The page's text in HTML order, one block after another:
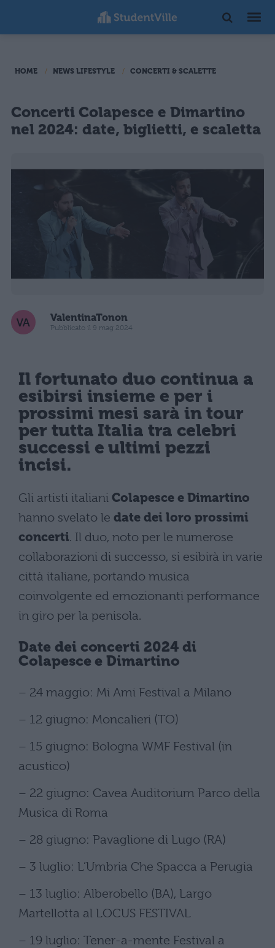
HOME NEWS LIFESTYLE CONCERTI & SCALETTE
Concerti Colapesce e Dimartino
nel 2024: date, biglietti, e scaletta
ValentinaTonon
Pubblicato il 9 mag 2024
Il fortunato duo continua a
esibirsi insieme e per i
prossimi mesi sarà in tour
per tutta Italia tra celebri
successi e ultimi pezzi
incisi.
Gli artisti italiani Colapesce e Dimartino
hanno svelato le date dei loro prossimi
concerti. Il duo, noto per le numerose
collaborazioni di successo, si esibirà in varie
città italiane, portando musica
coinvolgente ed emozionanti performance
in giro per la penisola.
Date dei concerti 2024 di
Colapesce e Dimartino
– 24 maggio: Mi Ami Festival a Milano
– 12 giugno: Moncalieri (TO)
– 15 giugno: Bologna WMF Festival (in
acustico)
– 22 giugno: Cavea Auditorium Parco della
Musica di Roma
– 28 giugno: Pavaglione di Lugo (RA)
– 3 luglio: L’Umbria Che Spacca a Perugia
– 13 luglio: Alberobello (BA), Largo
Martellotta al LOCUS FESTIVAL
– 19 luglio: Tener-a-mente Festival a